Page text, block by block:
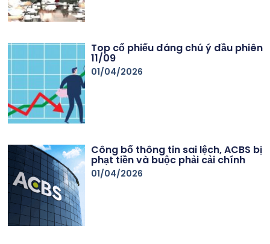
Top cổ phiếu đáng chú ý đầu phiên
11/09
01/04/2026
Công bố thông tin sai lệch, ACBS bị
phạt tiền và buộc phải cải chính
01/04/2026